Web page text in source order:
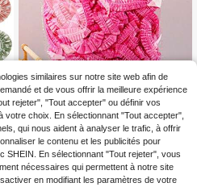
éutilisable, accessoires de salle de
bain
similaires sur notre site web afin de
et de vous offrir la meilleure expérience
rejeter", "Tout accepter" ou définir vos
choix. En sélectionnant "Tout accepter",
qui nous aident à analyser le trafic, à offrir
le contenu et les publicités pour
SHEIN. En sélectionnant "Tout rejeter", vous
nécessaires qui permettent à notre site
en modifiant les paramètres de votre